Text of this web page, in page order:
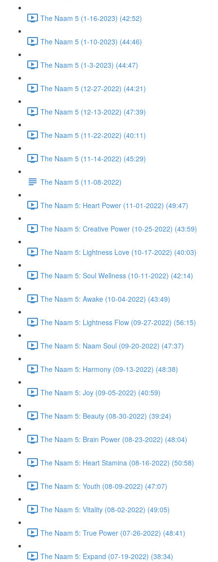
The Naam 5 (1-16-2023) (42:52)
The Naam 5 (1-10-2023) (44:46)
The Naam 5 (1-3-2023) (44:47)
The Naam 5 (12-27-2022) (44:21)
The Naam 5 (12-13-2022) (47:39)
The Naam 5 (11-22-2022) (40:11)
The Naam 5 (11-14-2022) (45:29)
The Naam 5 (11-08-2022)
The Naam 5: Heart Power (11-01-2022) (49:47)
The Naam 5: Creative Power (10-25-2022) (43:59)
The Naam 5: Lightness Love (10-17-2022) (40:03)
The Naam 5: Soul Wellness (10-11-2022) (42:14)
The Naam 5: Awake (10-04-2022) (43:49)
The Naam 5: Lightness Flow (09-27-2022) (56:15)
The Naam 5: Naam Soul (09-20-2022) (47:37)
The Naam 5: Harmony (09-13-2022) (48:38)
The Naam 5: Joy (09-05-2022) (40:59)
The Naam 5: Beauty (08-30-2022) (39:24)
The Naam 5: Brain Power (08-23-2022) (48:04)
The Naam 5: Heart Stamina (08-16-2022) (50:58)
The Naam 5: Youth (08-09-2022) (47:07)
The Naam 5: Vitality (08-02-2022) (49:05)
The Naam 5: True Power (07-26-2022) (48:41)
The Naam 5: Expand (07-19-2022) (38:34)